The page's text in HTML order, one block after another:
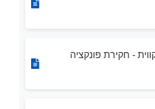
- חקירת פונקציה